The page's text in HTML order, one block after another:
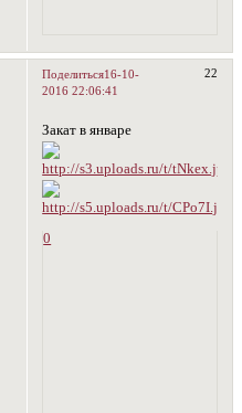
Поделиться 22
16-10-
2016 22:06:41
Закат в январе
0